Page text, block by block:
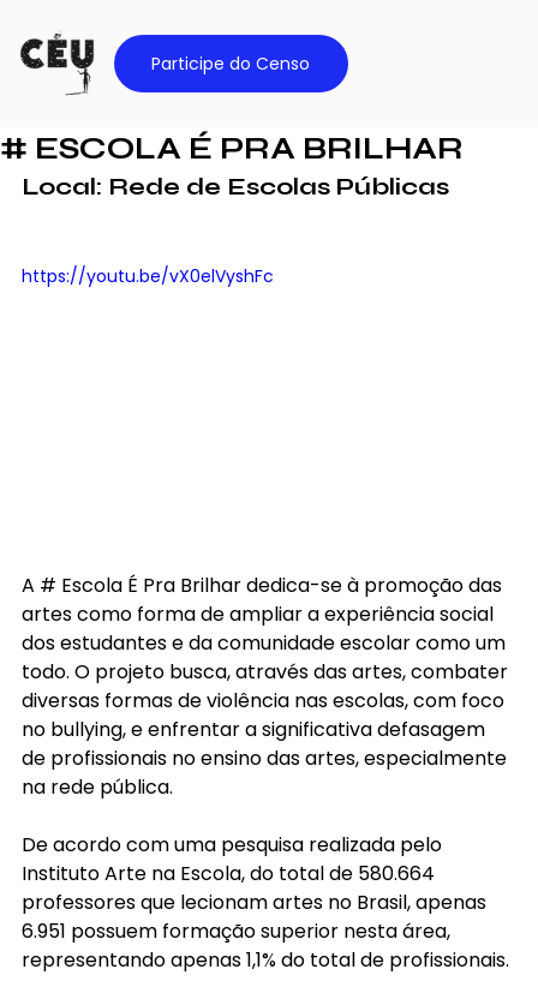
Participe do Censo
# ESCOLA É PRA BRILHAR
Local: Rede de Escolas Públicas
https://youtu.be/vX0elVyshFc
A # Escola É Pra Brilhar dedica-se à promoção das
artes como forma de ampliar a experiência social
dos estudantes e da comunidade escolar como um
todo. O projeto busca, através das artes, combater
diversas formas de violência nas escolas, com foco
no bullying, e enfrentar a significativa defasagem
de profissionais no ensino das artes, especialmente
na rede pública.
De acordo com uma pesquisa realizada pelo
Instituto Arte na Escola, do total de 580.664
professores que lecionam artes no Brasil, apenas
6.951 possuem formação superior nesta área,
representando apenas 1,1% do total de profissionais.